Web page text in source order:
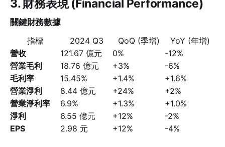
3. 財務表現 (Financial Performance)
關鍵財務數據
指標
2024 Q3 QoQ (季增)
YoY (年增)
營收
121.67 億元 0%
-12%
營業毛利
18.76 億元 +3%
-6%
毛利率
15.45% +1.4%
+1.6%
營業淨利
8.44 億元 +24%
+2%
營業淨利率
6.9% +1.3%
+1.0%
淨利
6.55 億元 +12%
-2%
EPS
2.98 元 +12% -4%